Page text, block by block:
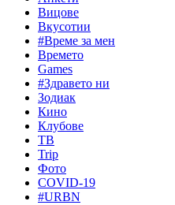
Вицове
Вкусотии
#Време за мен
Времето
Games
#Здравето ни
Зодиак
Кино
Клубове
ТВ
Trip
Фото
COVID-19
#URBN